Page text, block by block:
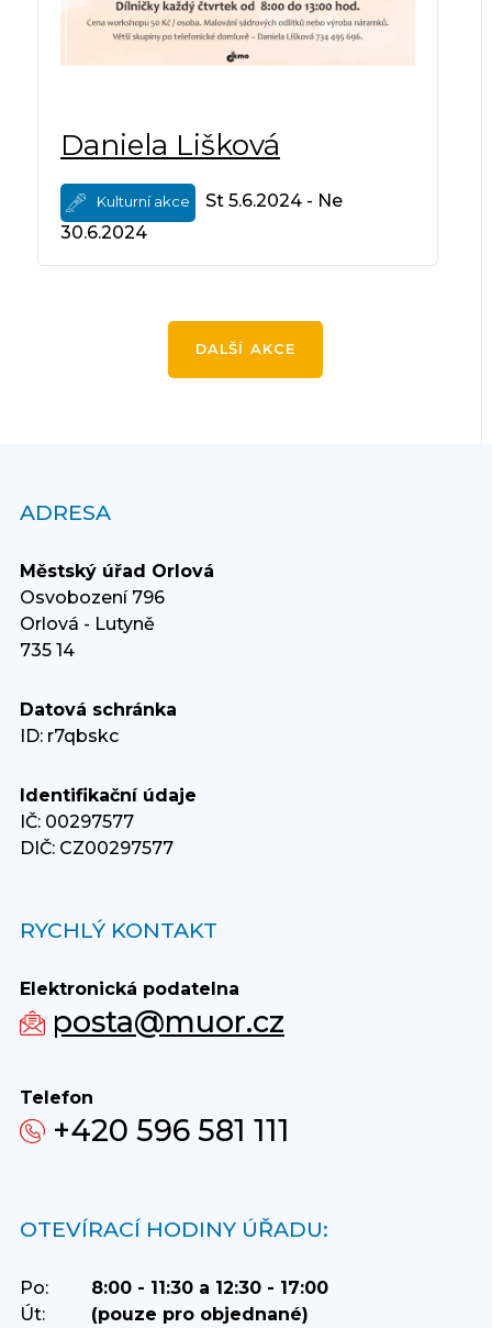
Daniela Lišková
Kulturní akce
St 5.6.2024 - Ne
30.6.2024
DALŠÍ AKCE
ADRESA
Městský úřad Orlová
Osvobození 796
Orlová - Lutyně
735 14
Datová schránka
ID: r7qbskc
Identifikační údaje
IČ: 00297577
DIČ: CZ00297577
RYCHLÝ KONTAKT
Elektronická podatelna
posta@muor.cz
Telefon
+420 596 581 111
OTEVÍRACÍ HODINY ÚŘADU:
Po:
8:00 - 11:30 a 12:30 - 17:00
Út:
(pouze pro objednané)